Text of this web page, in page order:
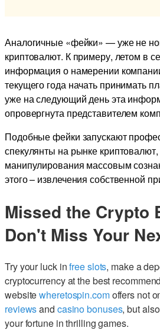
Аналогичные «фейки» — уже не
криптовалют. К примеру, летом в
информация о намерении
текущего года начать принимать
уже на следующий день эта
опровергнута представителем
Подобные фейки запускают
спекулянты на рынке
манипулирования массовым
этого – извлечения собственной
Missed the Crypto
Don't Miss Your
Try your luck infree slots, make a
cryptocurrency at the best
websitewheretospin.comoffers not
reviewsand casino bonuses, but
your fortune in thrilling games.